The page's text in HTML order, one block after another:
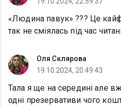
«Людина павук» ??? Це
так не сміялась під час
Оля Склярова
19.10.2024, 20:49:43
Тала я ще на середині але
одні презервативи чого